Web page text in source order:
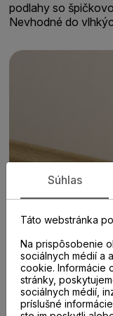
podlahy so
Nevhodné do
Súhlas
Táto webstránka
Na prispôsobenie
sociálnych médií a
cookie. Informácie
stránky,
sociálnych médií,
príslušné